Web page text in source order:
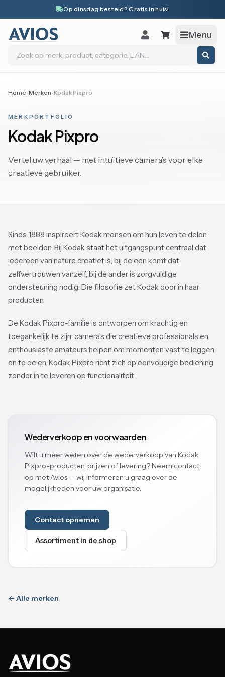
Op dinsdag besteld? Gratis in huis!
Menu
Zoeken
Home/Merken/Kodak Pixpro
MERKPORTFOLIO
Kodak Pixpro
Vertel uw verhaal — met intuïtieve camera’s voor elke
creatieve gebruiker.
Sinds 1888 inspireert Kodak mensen om hun leven te delen
met beelden. Bij Kodak staat het uitgangspunt centraal dat
iedereen van nature creatief is; bij de een komt dat
zelfvertrouwen vanzelf, bij de ander is zorgvuldige
ondersteuning nodig. Die filosofie zet Kodak door in haar
producten.
De Kodak Pixpro-familie is ontworpen om krachtig en
toegankelijk te zijn: camera’s die creatieve professionals en
enthousiaste amateurs helpen om momenten vast te leggen
en te delen. Kodak Pixpro richt zich op eenvoudige bediening
zonder in te leveren op functionaliteit.
Wederverkoop en voorwaarden
Wilt u meer weten over de wederverkoop van Kodak
Pixpro-producten, prijzen of levering? Neem contact
op met Avios — wij informeren u graag over de
mogelijkheden voor uw organisatie.
Contact opnemen
Assortiment in de shop
← Alle merken